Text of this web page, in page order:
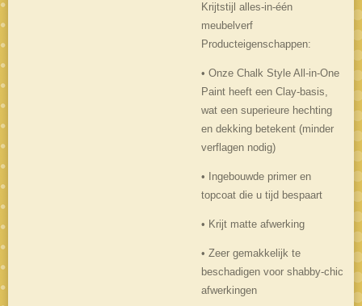
Krijtstijl alles-in-één
meubelverf
Producteigenschappen:
• Onze Chalk Style All-in-One
Paint heeft een Clay-basis,
wat een superieure hechting
en dekking betekent (minder
verflagen nodig)
• Ingebouwde primer en
topcoat die u tijd bespaart
• Krijt matte afwerking
• Zeer gemakkelijk te
beschadigen voor shabby-chic
afwerkingen